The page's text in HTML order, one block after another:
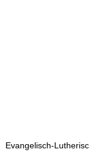
Evangelisch-